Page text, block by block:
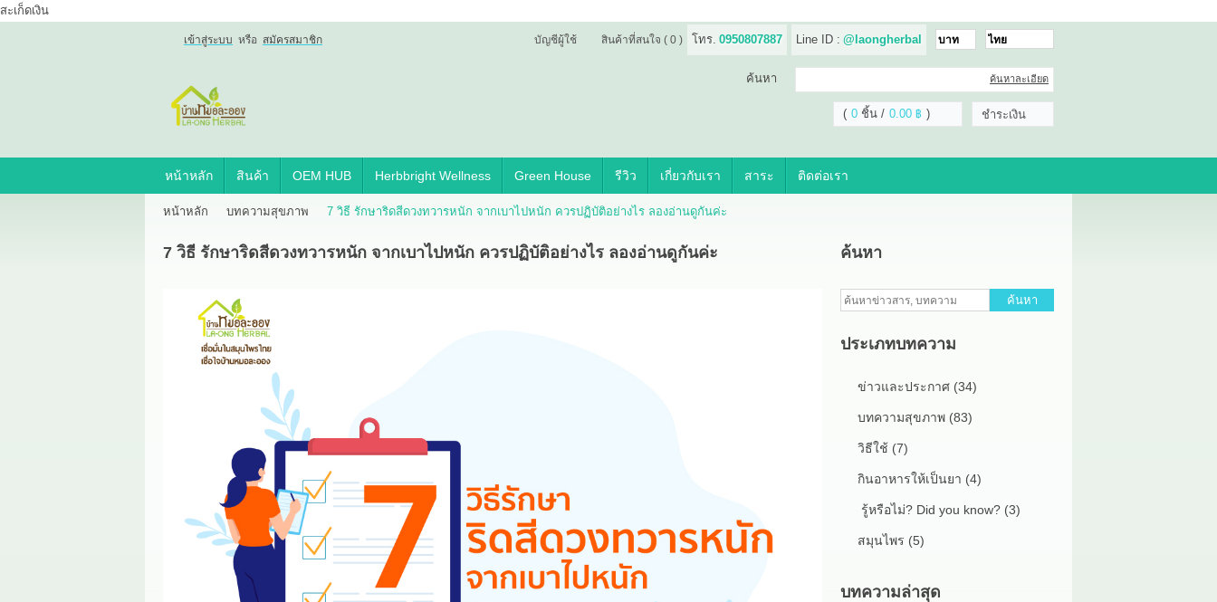
สะเก็ดเงิน
OEM HUB
HERBBRIGHT WELLNESS
เกี่ยวกับเรา
เข้าสู่ระบบ หรือ สมัครสมาชิก โทร. 0950807887 Line ID : @laongherbal
สินค้าที่สนใจ ( 0 )
บัญชีผู้ใช้
ค้นหา ค้นหาละเอียด
( 0 ชิ้น 0.00 ฿ ) ชำระเงิน
หน้าหลัก สินค้า OEM HUB Herbbright Wellness Green House รีวิว เกี่ยวกับเรา สาระ ติดต่อเรา
หน้าหลัก บทความสุขภาพ 7 วิธี รักษาริดสีดวงทวารหนัก จากเบาไปหนัก ควรปฏิบัติอย่างไร ลองอ่านดูกันค่ะ
7 วิธี รักษาริดสีดวงทวารหนัก จากเบาไปหนัก ควรปฏิบัติอย่างไร ลองอ่านดูกันค่ะ ค้นหา
ค้นหา
ประเภทบทความ
ข่าวและประกาศ (34)
บทความสุขภาพ (83)
วิธีใช้ (7)
กินอาหารให้เป็นยา (4)
รู้หรือไม่? Did you know? (3)
สมุนไพร (5)
บทความล่าสุด